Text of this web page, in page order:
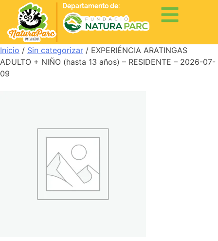
Departamento de:
Inicio / Sin categorizar / EXPERIÉNCIA ARATINGAS
ADULTO + NIÑO (hasta 13 años) – RESIDENTE – 2026-07-
09